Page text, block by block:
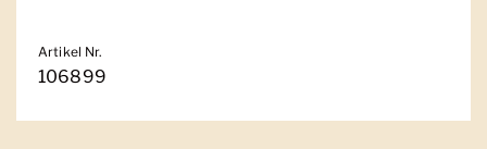
Artikel Nr.
106899